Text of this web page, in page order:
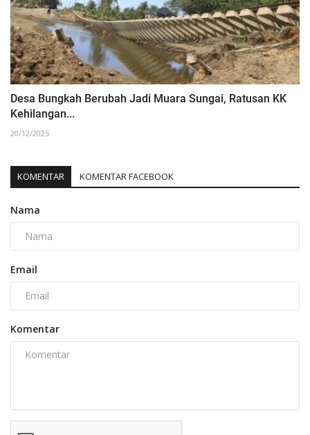
Desa Bungkah Berubah Jadi Muara Sungai, Ratusan KK
Kehilangan...
20/12/2025
KOMENTAR KOMENTAR FACEBOOK
Nama
Email
Komentar